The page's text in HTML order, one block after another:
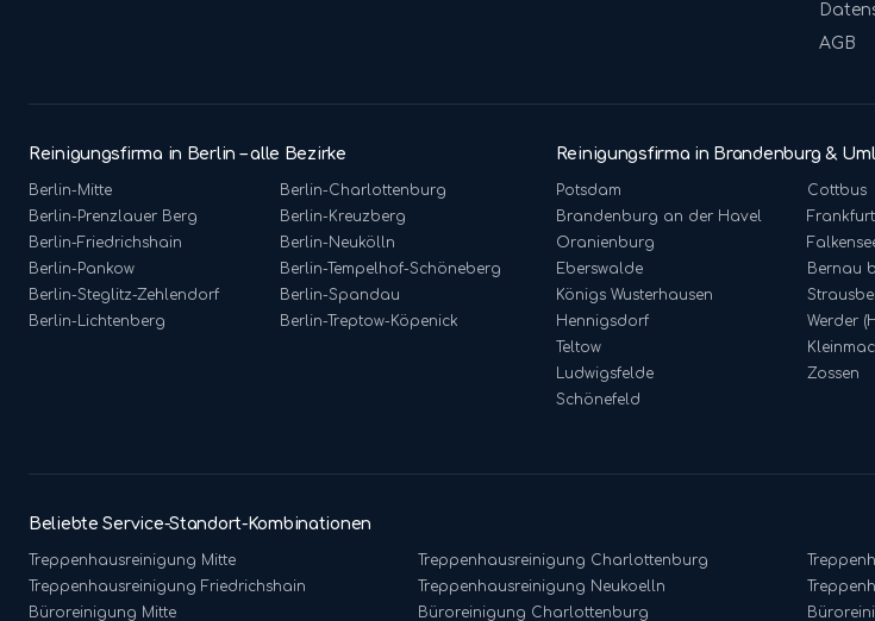
AGB
Reinigungsfirma in Berlin – alle Bezirke
Berlin-Mitte Berlin-Charlottenburg
Berlin-Prenzlauer Berg Berlin-Kreuzberg
Berlin-Friedrichshain Berlin-Neukölln
Berlin-Pankow Berlin- Tempelhof-Schöneberg
Berlin-Steglitz-Zehlendorf Berlin-Spandau
Berlin- Lichtenberg Berlin- Treptow-Köpenick
Reinigungsfirma in Brandenburg &
Potsdam
Cottbus
Brandenburg an der Havel
Oranienburg
Eberswalde
Bernau
Königs Wusterhausen
Hennigsdorf
Werder
Teltow
Ludwigsfelde
Zossen
Schönefeld
Beliebte Service-Standort-Kombinationen
Treppenhausreinigung Mitte Treppenhausreinigung Charlottenburg
Treppenhausreinigung Friedrichshain Treppenhausreinigung Neukoelln
Büroreinigung Mitte Büroreinigung Charlottenburg